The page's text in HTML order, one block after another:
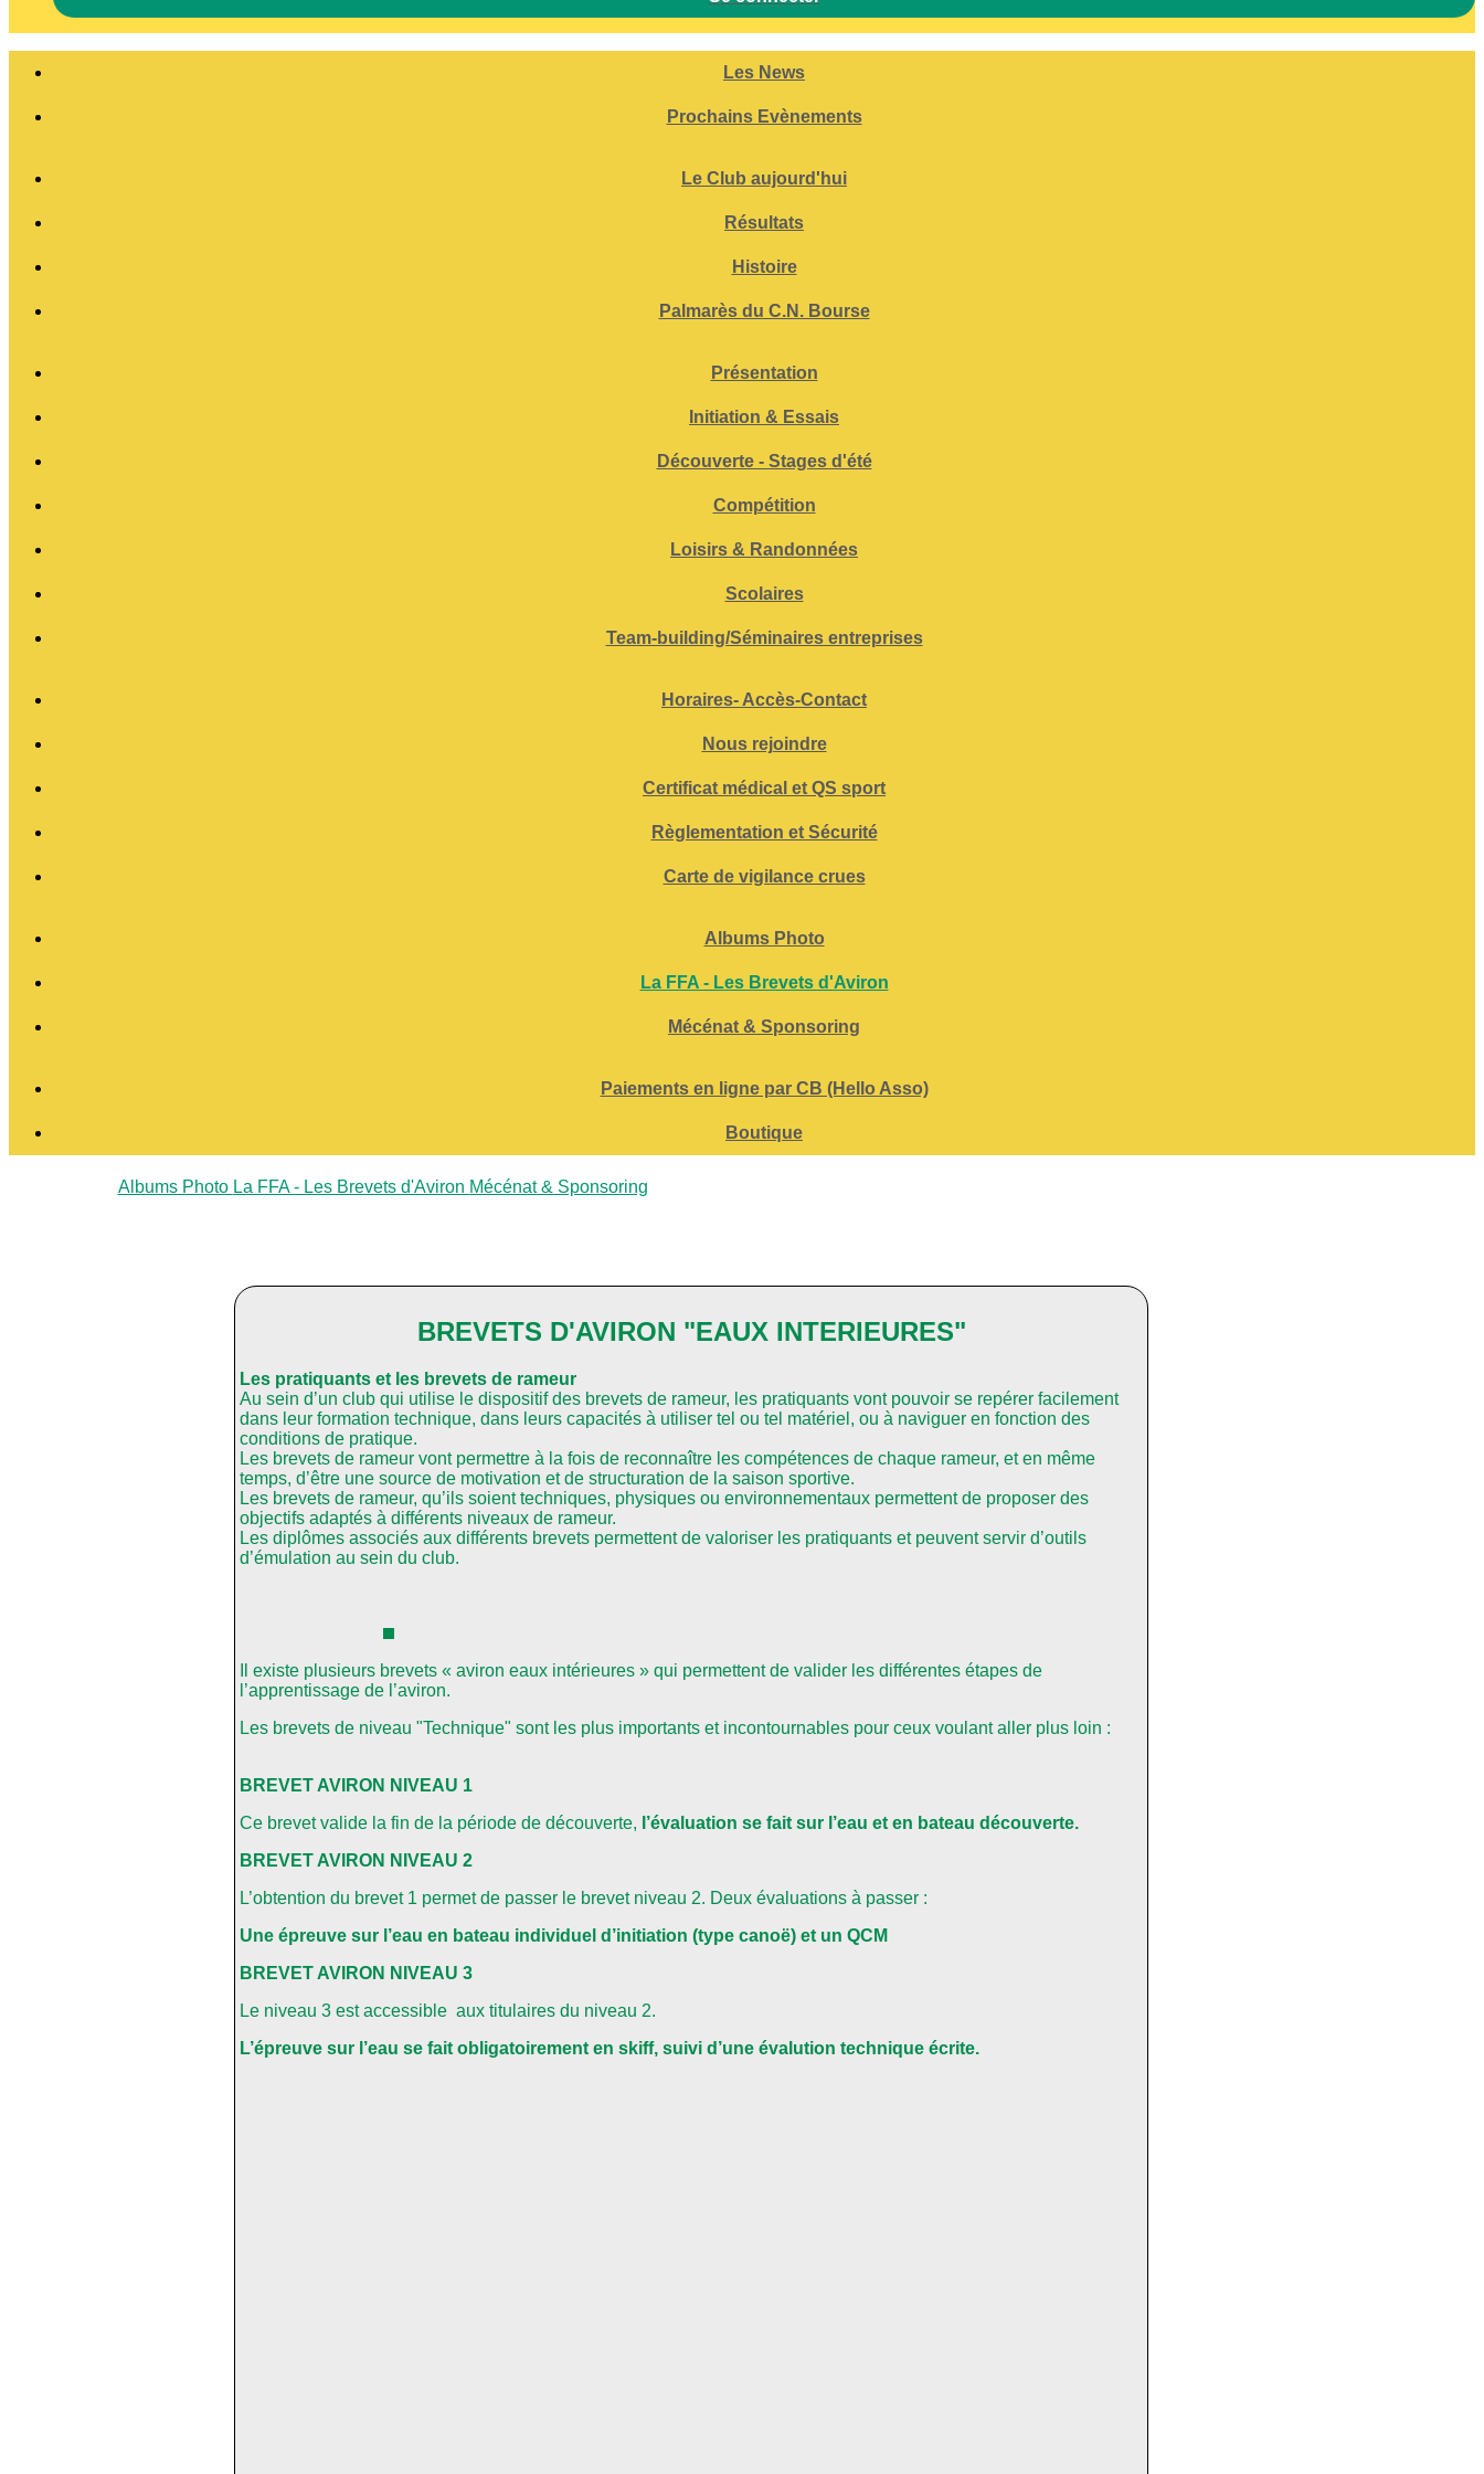
Les News
Prochains Evènements
Le Club aujourd'hui
Résultats
Histoire
Palmarès du C.N. Bourse
Présentation
Initiation & Essais
Découverte - Stages d'été
Compétition
Loisirs & Randonnées
Scolaires
Team-building/Séminaires entreprises
Horaires- Accès-Contact
Nous rejoindre
Certificat médical et QS sport
Règlementation et Sécurité
Carte de vigilance crues
Albums Photo
La FFA - Les Brevets d'Aviron
Mécénat & Sponsoring
Paiements en ligne par CB (Hello Asso)
Boutique
Albums Photo La FFA - Les Brevets d'Aviron Mécénat & Sponsoring
BREVETS D'AVIRON "EAUX INTERIEURES"
Les pratiquants et les brevets de rameur
Au sein d’un club qui utilise le dispositif des brevets de rameur, les pratiquants vont pouvoir se repérer facilement
dans leur formation technique, dans leurs capacités à utiliser tel ou tel matériel, ou à naviguer en fonction des
conditions de pratique.
Les brevets de rameur vont permettre à la fois de reconnaître les compétences de chaque rameur, et en même
temps, d’être une source de motivation et de structuration de la saison sportive.
Les brevets de rameur, qu’ils soient techniques, physiques ou environnementaux permettent de proposer des
objectifs adaptés à différents niveaux de rameur.
Les diplômes associés aux différents brevets permettent de valoriser les pratiquants et peuvent servir d’outils
d’émulation au sein du club.
Il existe plusieurs brevets « aviron eaux intérieures » qui permettent de valider les différentes étapes de
l’apprentissage de l’aviron.
Les brevets de niveau "Technique" sont les plus importants et incontournables pour ceux voulant aller plus loin :
BREVET AVIRON NIVEAU 1
Ce brevet valide la fin de la période de découverte, l’évaluation se fait sur l’eau et en bateau découverte.
BREVET AVIRON NIVEAU 2
L’obtention du brevet 1 permet de passer le brevet niveau 2. Deux évaluations à passer :
Une épreuve sur l’eau en bateau individuel d’initiation (type canoë) et un QCM
BREVET AVIRON NIVEAU 3
Le niveau 3 est accessible aux titulaires du niveau 2.
L’épreuve sur l’eau se fait obligatoirement en skiff, suivi d’une évalution technique écrite.